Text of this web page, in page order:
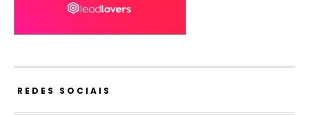
REDES SOCIAIS